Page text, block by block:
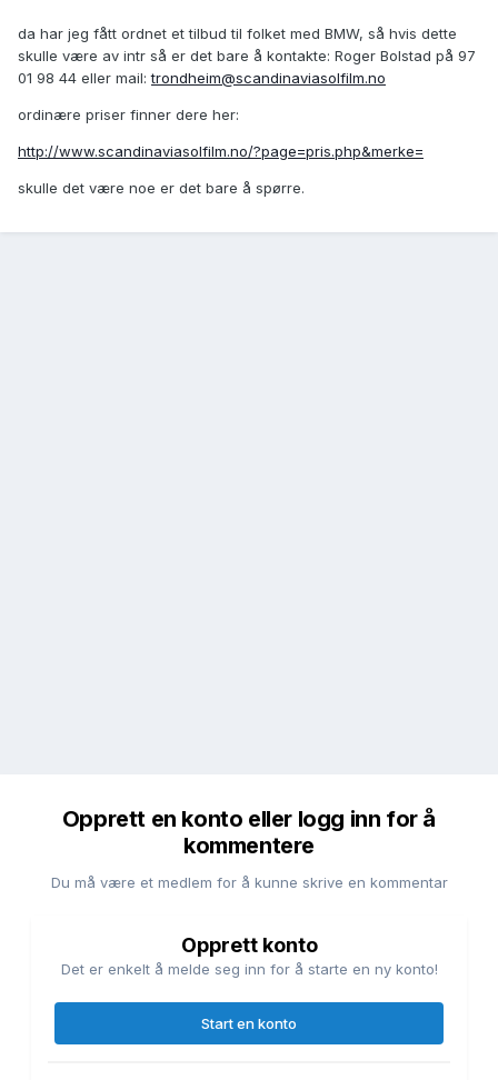
da har jeg fått ordnet et tilbud til folket med BMW, så hvis dette
skulle være av intr så er det bare å kontakte: Roger Bolstad på 97
01 98 44 eller mail:trondheim@scandinaviasolfilm.no
ordinære priser finner dere her:
http://www.scandinaviasolfilm.no/?page=pris.php&merke=
skulle det være noe er det bare å spørre.
Opprett en konto eller logg inn for å
kommentere
Du må være et medlem for å kunne skrive en kommentar
Opprett konto
Det er enkelt å melde seg inn for å starte en ny konto!
Start en konto